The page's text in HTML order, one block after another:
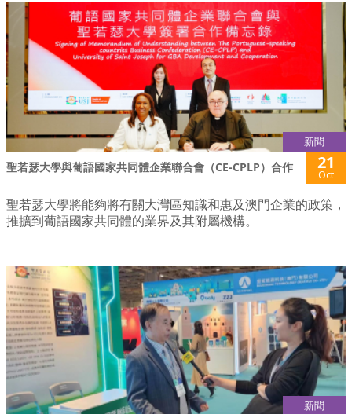
新聞
聖若瑟大學與葡語國家共同體企業聯合會（CE-CPLP）合作 21
Oct
聖若瑟大學將能夠將有關大灣區知識和惠及澳門企業的政策，
推擴到葡語國家共同體的業界及其附屬機構。
新聞